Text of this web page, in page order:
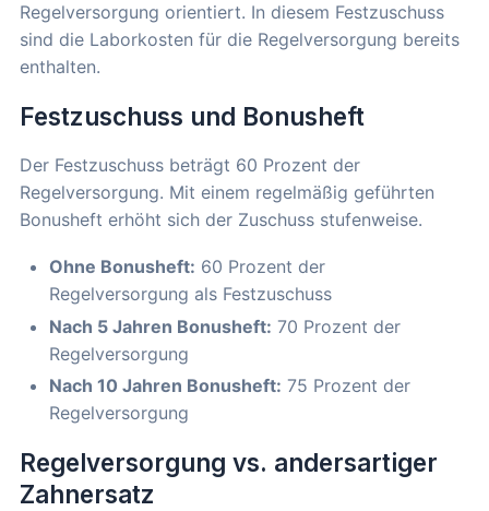
Regelversorgung orientiert. In diesem Festzuschuss
sind die Laborkosten für die Regelversorgung bereits
enthalten.
Festzuschuss und Bonusheft
Der Festzuschuss beträgt 60 Prozent der
Regelversorgung. Mit einem regelmäßig geführten
Bonusheft erhöht sich der Zuschuss stufenweise.
Ohne Bonusheft: 60 Prozent der
Regelversorgung als Festzuschuss
Nach 5 Jahren Bonusheft: 70 Prozent der
Regelversorgung
Nach 10 Jahren Bonusheft: 75 Prozent der
Regelversorgung
Regelversorgung vs. andersartiger
Zahnersatz